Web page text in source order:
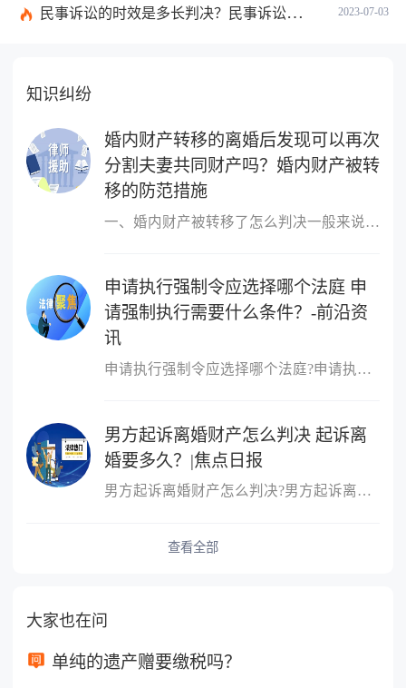
2023-07-03
民事诉讼的时效是多长判决？民事诉讼的诉讼费用计算-天天简讯
知识纠纷
婚内财产转移的离婚后发现可以再次
分割夫妻共同财产吗？婚内财产被转
移的防范措施
一、婚内财产被转移了怎么判决一般来说，所说的离婚前的财产转移主
申请执行强制令应选择哪个法庭 申
请强制执行需要什么条件？-前沿资
讯
申请执行强制令应选择哪个法庭?申请执行强制令应选择如下法庭：向第
男方起诉离婚财产怎么判决 起诉离
婚要多久？|焦点日报
男方起诉离婚财产怎么判决?男方起诉离婚财产的判决：根据财产的具体
查看全部
大家也在问
单纯的遗产赠要缴税吗？